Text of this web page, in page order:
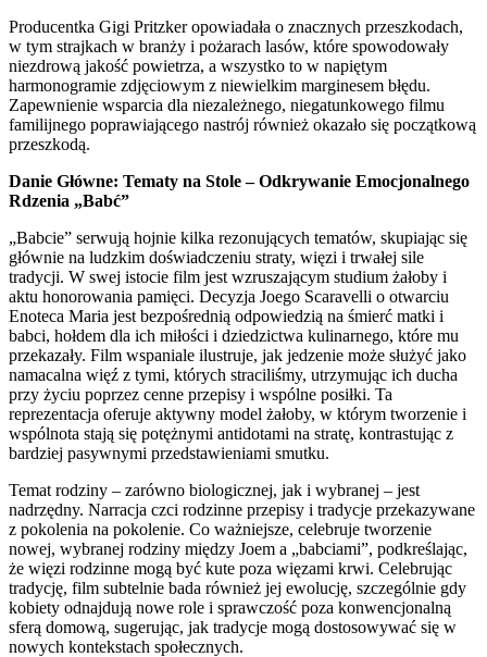
Producentka Gigi Pritzker opowiadała o znacznych przeszkodach,
w tym strajkach w branży i pożarach lasów, które spowodowały
niezdrową jakość powietrza, a wszystko to w napiętym
harmonogramie zdjęciowym z niewielkim marginesem błędu.
Zapewnienie wsparcia dla niezależnego, niegatunkowego filmu
familijnego poprawiającego nastrój również okazało się początkową
przeszkodą.
Danie Główne: Tematy na Stole – Odkrywanie Emocjonalnego
Rdzenia „Babć”
„Babcie” serwują hojnie kilka rezonujących tematów, skupiając się
głównie na ludzkim doświadczeniu straty, więzi i trwałej sile
tradycji. W swej istocie film jest wzruszającym studium żałoby i
aktu honorowania pamięci. Decyzja Joego Scaravelli o otwarciu
Enoteca Maria jest bezpośrednią odpowiedzią na śmierć matki i
babci, hołdem dla ich miłości i dziedzictwa kulinarnego, które mu
przekazały. Film wspaniale ilustruje, jak jedzenie może służyć jako
namacalna więź z tymi, których straciliśmy, utrzymując ich ducha
przy życiu poprzez cenne przepisy i wspólne posiłki. Ta
reprezentacja oferuje aktywny model żałoby, w którym tworzenie i
wspólnota stają się potężnymi antidotami na stratę, kontrastując z
bardziej pasywnymi przedstawieniami smutku.
Temat rodziny – zarówno biologicznej, jak i wybranej – jest
nadrzędny. Narracja czci rodzinne przepisy i tradycje przekazywane
z pokolenia na pokolenie. Co ważniejsze, celebruje tworzenie
nowej, wybranej rodziny między Joem a „babciami”, podkreślając,
że więzi rodzinne mogą być kute poza więzami krwi. Celebrując
tradycję, film subtelnie bada również jej ewolucję, szczególnie gdy
kobiety odnajdują nowe role i sprawczość poza konwencjonalną
sferą domową, sugerując, jak tradycje mogą dostosowywać się w
nowych kontekstach społecznych.